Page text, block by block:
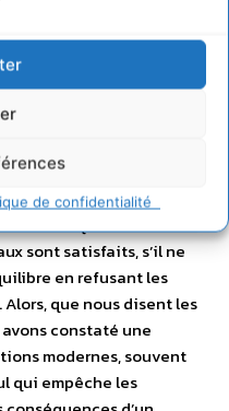
de confidentialité
de vie peut
de celui-ci en le
côté on améliore la
ou l’hygiène, et de
et les liens forts avec la
pourrait se demander
qui «fonctionne
sont satisfaits, s’il ne
en refusant les
que nous disent les
constaté une
modernes, souvent
qui empêche les